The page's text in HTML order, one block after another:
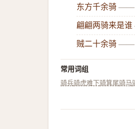
东方千余骑 ——
翩翩两骑来是谁
贼二十余骑 ——
常用词组
骑兵骑虎难下骑箕尾骑马